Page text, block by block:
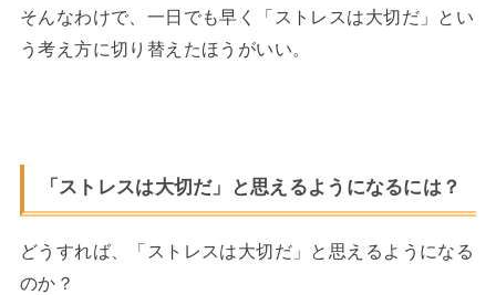
そんなわけで、一日でも早く「ストレスは大切だ」とい
う考え方に切り替えたほうがいい。
「ストレスは大切だ」と思えるようになるには？
どうすれば、「ストレスは大切だ」と思えるようになる
のか？